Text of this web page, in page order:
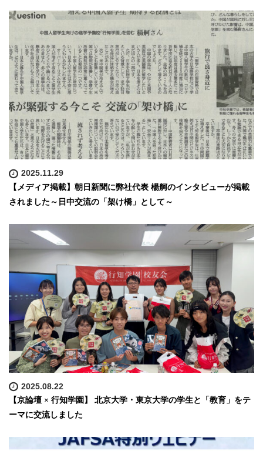
2025.11.29
【メディア掲載】朝日新聞に弊社代表 楊舸のインタビューが掲載
されました～日中交流の「架け橋」として～
2025.08.22
【京論壇 × 行知学園】 北京大学・東京大学の学生と「教育」をテ
ーマに交流しました